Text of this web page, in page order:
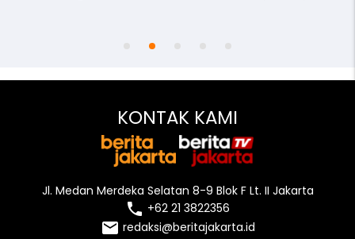
KONTAK KAMI
Jl. Medan Merdeka Selatan 8-9 Blok F Lt. II Jakarta
local_phone +62 21 3822356
email redaksi@beritajakarta.id